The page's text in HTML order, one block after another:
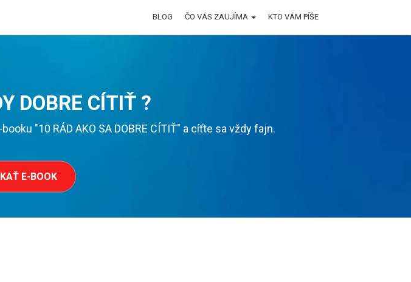
DOBRE CÍTIŤ ?
"10 RÁD AKO SA DOBRE CÍTIŤ" a cíťte sa vždy fajn.
E-BOOK
BLOG ČO VÁS ZAUJÍMA KTO VÁM PÍŠE